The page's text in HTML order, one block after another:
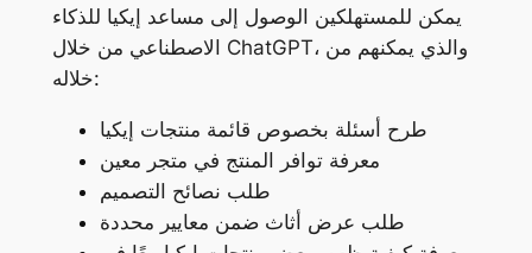
يمكن للمستهلكين الوصول إلى مساعد إيكيا للذكاء
الاصطناعي من خلال ChatGPT، والذي يمكنهم من
خلاله:
طرح أسئلة بخصوص قائمة منتجات إيكيا
معرفة توافر المنتج في متجر معين
طلب نصائح التصميم
طلب عرض أثاث ضمن معايير محددة